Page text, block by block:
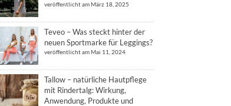
veröffentlicht am März 18, 2025
Teveo – Was steckt hinter der
neuen Sportmarke für Leggings?
veröffentlicht am Mai 11, 2024
Tallow – natürliche Hautpflege
mit Rindertalg: Wirkung,
Anwendung, Produkte und